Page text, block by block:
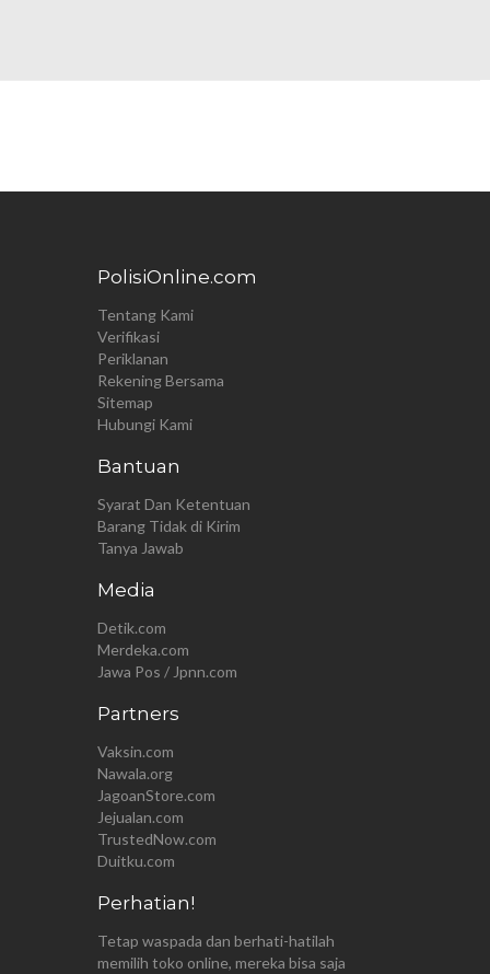
PolisiOnline.com
Tentang Kami
Verifikasi
Periklanan
Rekening Bersama
Sitemap
Hubungi Kami
Bantuan
Syarat Dan Ketentuan
Barang Tidak di Kirim
Tanya Jawab
Media
Detik.com
Merdeka.com
Jawa Pos / Jpnn.com
Partners
Vaksin.com
Nawala.org
JagoanStore.com
Jejualan.com
TrustedNow.com
Duitku.com
Perhatian!
Tetap waspada dan berhati-hatilah
memilih toko online, mereka bisa saja